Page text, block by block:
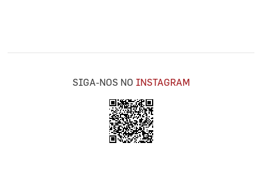
SIGA-NOS NO INSTAGRAM